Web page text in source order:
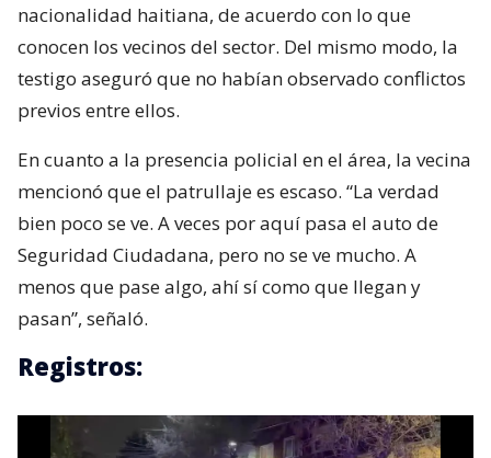
nacionalidad haitiana, de acuerdo con lo que
conocen los vecinos del sector. Del mismo modo, la
testigo aseguró que no habían observado conflictos
previos entre ellos.
En cuanto a la presencia policial en el área, la vecina
mencionó que el patrullaje es escaso. “La verdad
bien poco se ve. A veces por aquí pasa el auto de
Seguridad Ciudadana, pero no se ve mucho. A
menos que pase algo, ahí sí como que llegan y
pasan”, señaló.
Registros: